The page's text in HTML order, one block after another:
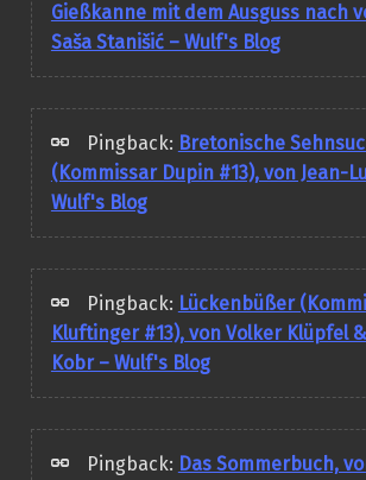
Gießkanne mit dem Ausguss nach
Saša Stanišić – Wulf's Blog
Pingback: Bretonische
(Kommissar Dupin #13), von Jean-
Wulf's Blog
Pingback: Lückenbüßer
Kluftinger #13), von Volker Klüpfel
Kobr – Wulf's Blog
Pingback: Das Sommerbuch,